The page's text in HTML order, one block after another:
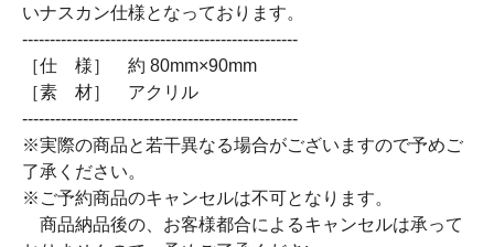
いナスカン仕様となっております。
--------------------------------------------------
［仕 様］ 約 80mm×90mm
［素 材］ アクリル
--------------------------------------------------
※実際の商品と若干異なる場合がございますので予めご
了承ください。
※ご予約商品のキャンセルは不可となります。
商品納品後の、お客様都合によるキャンセルは承って